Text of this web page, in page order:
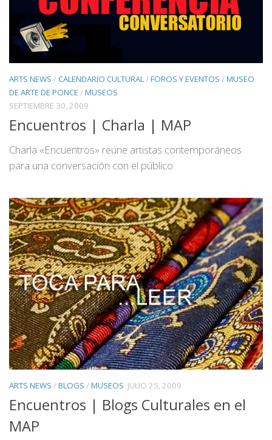
ARTS NEWS /CALENDARIO CULTURAL/FOROS Y EVENTOS /MUSEO
DE ARTE DE PONCE /MUSEOS
SEPTIEMBRE 30, 2009
Encuentros | Charla | MAP
Charla «Encuentros» reúne artistas contemporáneos
para una conversación con el público.
ARTS NEWS /BLOGS /MUSEOS JULIO 25, 2009
Encuentros | Blogs Culturales en el
MAP